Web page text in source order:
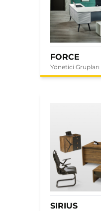
FORCE
Yönetici Grupları
SIRIUS